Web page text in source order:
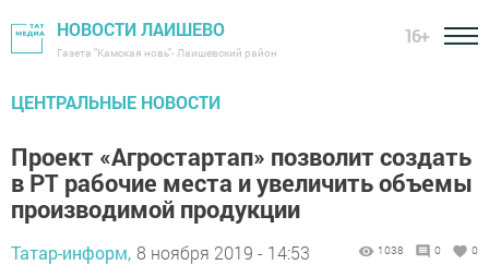
НОВОСТИ ЛАИШЕВО
Газета "Камская новь"- Лаишевский район
16+
ЦЕНТРАЛЬНЫЕ НОВОСТИ
Проект «Агростартап» позволит создать
в РТ рабочие места и увеличить объемы
производимой продукции
Татар-информ, 8 ноября 2019 - 14:53 1038 0 0